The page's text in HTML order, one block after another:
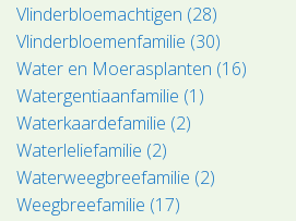
Vlinderbloemachtigen (28)
Vlinderbloemenfamilie (30)
Water en Moerasplanten (16)
Watergentiaanfamilie (1)
Waterkaardefamilie (2)
Waterleliefamilie (2)
Waterweegbreefamilie (2)
Weegbreefamilie (17)